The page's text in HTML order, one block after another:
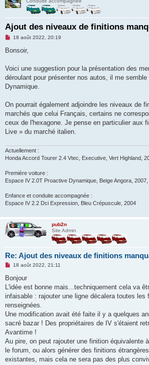
Ajout des niveaux de finitions
M
s
g
n
o
n
u
18 août 2022, 20:19
Bonsoir,
Voici une suggestion pour la présentation des
déroulant pour présenter nos autos, il me
Dynamique.
On pourrait également adjoindre les niveaux de
marchés que celui Français, certains ne
ceux de l'hexagone. Je pense en particulier aux
Live » du marché italien.
Actuellement :
Honda Accord Tourer 2.4 Vtec, Executive, Vert Highland,
Première voiture :
Espace IV 2.0T Proactive Dynamique, Beige Angora,
Enfance et conduite accompagnée :
Espace IV 2.2 Dci Expression, Bleu Crépuscule, 2004
pub2n
Site Admin
Re: Ajout des niveaux de finitions
M
s
a
g
n
o
l
u
18 août 2022, 21:11
Bonjour
L'idée est bonne mais...techniquement cela va
infaisable : rajouter une ligne décalera toutes les
renseignées.
Une modification avait été faite il y a quelques
sacré bazar ! Des propriétaires de IV s'étaient
Avantime !
Au pire, on peut rajouter une finition équivalente
le forum, ou alors générer des finitions
existantes, mais cela ne sera pas des plus